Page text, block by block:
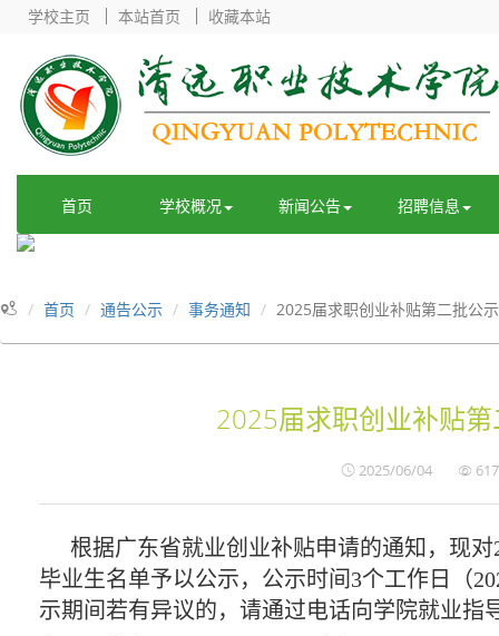
学校主页 本站首页 收藏本站
首页 学校概况 新闻公告 招聘信息
首页 通告公示 事务通知 2025届求职创业补贴第二批公
2025届求职创业补贴
2025/06/04
根据广东省就业创业补贴申请的通知，现
毕业生名单予以公示，公示时间3个工作日（
示期间若有异议的，请通过电话向学院就业指